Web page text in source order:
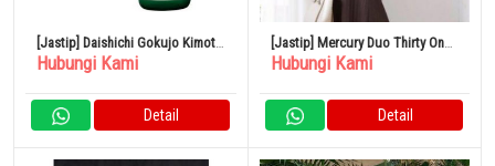
[Jastip] Daishichi Gokujo Kimoto
Limited Brewing 1800ml
Hubungi Kami
Detail
[Jastip] Mercury Duo Thirty One
Long Dress Charcoal Brown
Hubungi Kami
Detail